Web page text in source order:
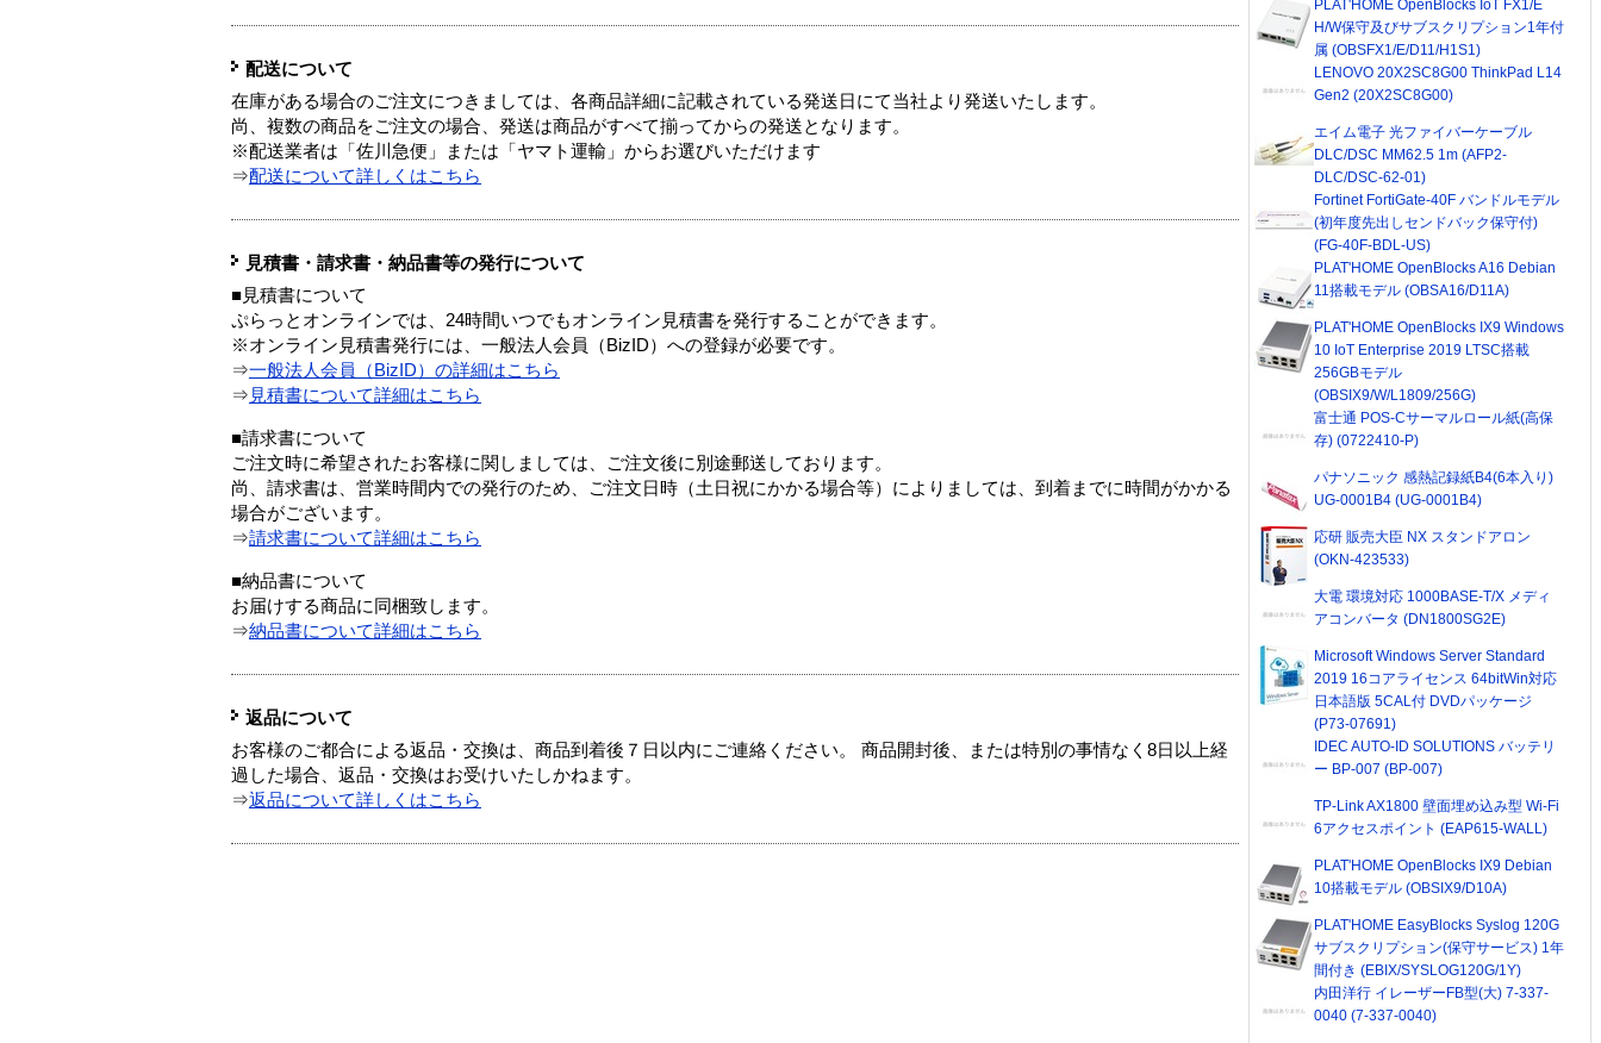
配送について
在庫がある場合のご注文につきましては、各商品詳細に記載されている発送日にて当社より発送いたします。
尚、複数の商品をご注文の場合、発送は商品がすべて揃ってからの発送となります。
※配送業者は「佐川急便」または「ヤマト運輸」からお選びいただけます
⇒配送について詳しくはこちら
見積書・請求書・納品書等の発行について
■見積書について
ぷらっとオンラインでは、24時間いつでもオンライン見積書を発行することができます。
※オンライン見積書発行には、一般法人会員（BizID）への登録が必要です。
⇒一般法人会員（BizID）の詳細はこちら
⇒ 見積書について詳細はこちら
■請求書について
ご注文時に希望されたお客様に関しましては、ご注文後に別途郵送しております。
尚、請求書は、営業時間内での発行のため、ご注文日時（土日祝にかかる場合等）によりましては、到着までに時間がかかる
場合がございます。
⇒請求書について詳細はこちら
■納品書について
お届けする商品に同梱致します。
⇒納品書について詳細はこちら
返品について
お客様のご都合による返品・交換は、商品到着後７日以内にご連絡ください。 商品開封後、または特別の事情なく8日以上経
過した場合、返品・交換はお受けいたしかねます。
⇒返品について詳しくはこちら
PLAT'HOME OpenBlocks IoT FX1/E
H/W保守及びサブスクリプション1年付
属 (OBSFX1/E/D11/H1S1)
LENOVO 20X2SC8G00 ThinkPad L14
Gen2 (20X2SC8G00)
エイム電子 光ファイバーケーブル
DLC/DSC MM62.5 1m (AFP2-
DLC/DSC-62-01)
Fortinet FortiGate-40F バンドルモデル
(初年度先出しセンドバック保守付)
(FG-40F-BDL-US)
PLAT'HOME OpenBlocks A16 Debian
11搭載モデル (OBSA16/D11A)
PLAT'HOME OpenBlocks IX9 Windows
10 IoT Enterprise 2019 LTSC搭載
256GBモデル
(OBSIX9/W/L1809/256G)
富士通 POS-Cサーマルロール紙(高保
存) (0722410-P)
パナソニック 感熱記録紙B4(6本入り)
UG-0001B4 (UG-0001B4)
応研 販売大臣 NX スタンドアロン
(OKN-423533)
大電 環境対応 1000BASE-T/X メディ
アコンバータ (DN1800SG2E)
Microsoft Windows Server Standard
2019 16コアライセンス 64bitWin対応
日本語版 5CAL付 DVDパッケージ
(P73-07691)
IDEC AUTO-ID SOLUTIONS バッテリ
ー BP-007 (BP-007)
TP-Link AX1800 壁面埋め込み型 Wi-Fi
6アクセスポイント (EAP615-WALL)
PLAT'HOME OpenBlocks IX9 Debian
10搭載モデル (OBSIX9/D10A)
PLAT'HOME EasyBlocks Syslog 120G
サブスクリプション(保守サービス) 1年
間付き (EBIX/SYSLOG120G/1Y)
内田洋行 イレーザーFB型(大) 7-337-
0040 (7-337-0040)